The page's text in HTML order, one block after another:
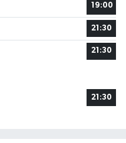
19:00
21:30
21:30
21:30